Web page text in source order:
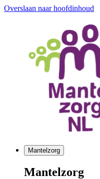
Overslaan naar hoofdinhoud
Mantelzorg
Mantelzorg